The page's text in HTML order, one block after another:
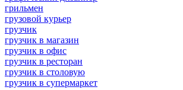
грильмен
грузовой курьер
грузчик
грузчик в магазин
грузчик в офис
грузчик в ресторан
грузчик в столовую
грузчик в супермаркет